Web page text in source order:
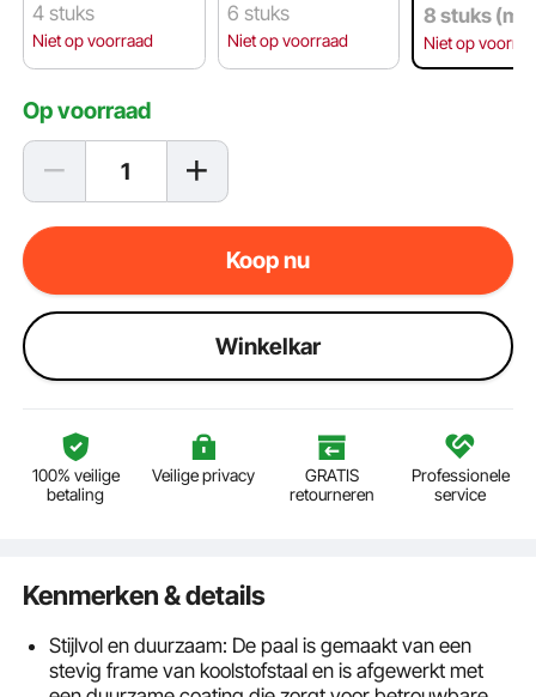
4 stuks
Niet op voorraad
6 stuks
Niet op voorraad
8 stuks
dhouder)
Niet op
Op voorraad
Koop nu
Winkelkar
100% veilige
betaling
Veilige privacy
GRATIS
retourneren
Professionele
service
Kenmerken & details
Stijlvol en duurzaam: De paal is gemaakt van een
stevig frame van koolstofstaal en is afgewerkt met